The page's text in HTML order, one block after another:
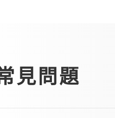
見問題